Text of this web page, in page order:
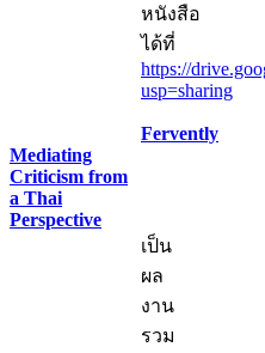
หนังสือ
ได้ที่
https://
usp=sharing
Fervently
Mediating
Criticism from
a Thai
Perspective
เป็น
ผล
งาน
รวม